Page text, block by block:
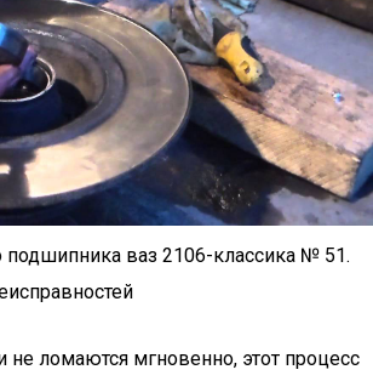
подшипника ваз 2106-классика № 51.
не ломаются мгновенно, этот процесс